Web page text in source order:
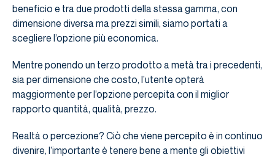
beneficio e tra due prodotti della stessa gamma, con
dimensione diversa ma prezzi simili, siamo portati a
scegliere l’opzione più economica.
Mentre ponendo un terzo prodotto a metà tra i precedenti,
sia per dimensione che costo, l’utente opterà
maggiormente per l’opzione percepita con il miglior
rapporto quantità, qualità, prezzo.
Realtà o percezione? Ciò che viene percepito è in continuo
divenire, l’importante è tenere bene a mente gli obiettivi